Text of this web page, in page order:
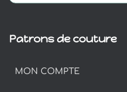
Patrons de couture
MON COMPTE